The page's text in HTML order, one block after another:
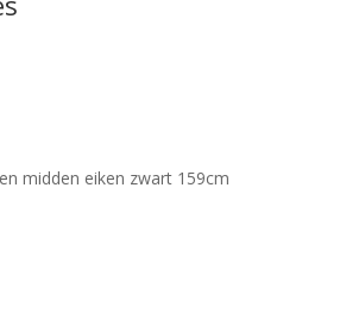
midden eiken zwart 159cm